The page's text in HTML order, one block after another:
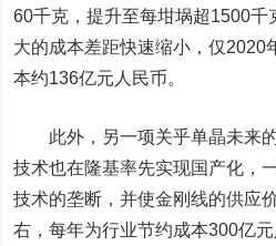
60千克，提升至每坩埚超1500千
大的成本差距快速缩小，仅2020
本约136亿元人民币。
此外，另一项关乎单晶未来
技术也在隆基率先实现国产化，
技术的垄断，并使金刚线的供应
右，每年为行业节约成本300亿元